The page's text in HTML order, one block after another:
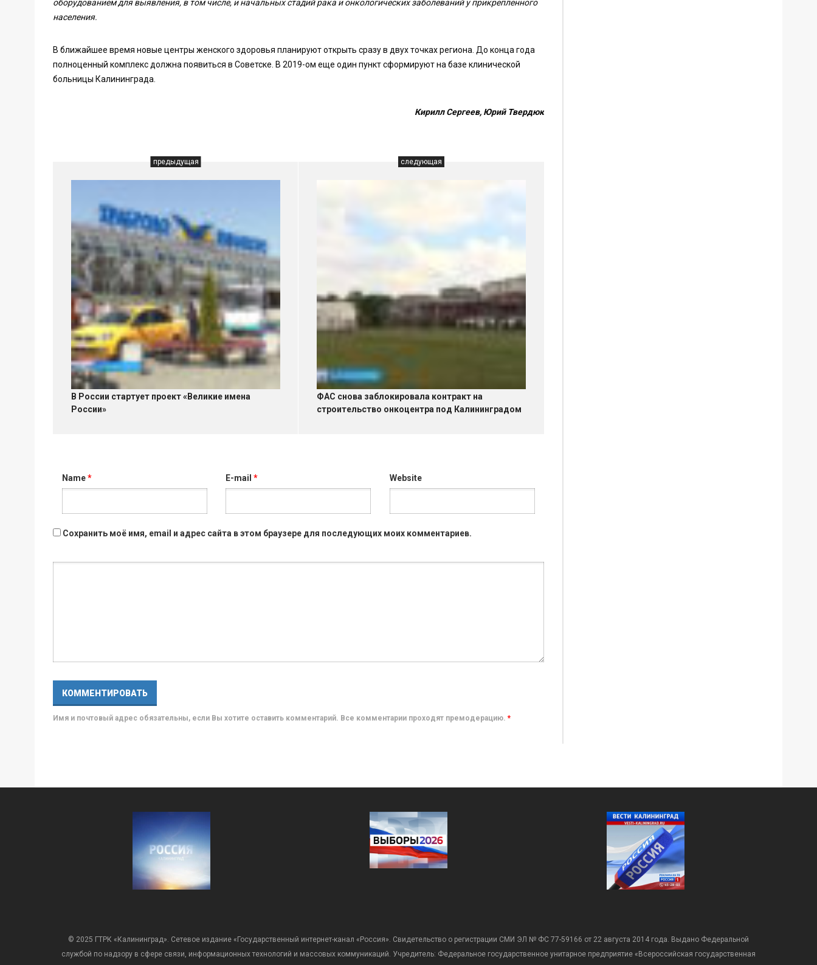
оборудованием для выявления, в том числе, и начальных стадий рака и онкологических заболеваний у прикрепленного
населения.
В ближайшее время новые центры женского здоровья планируют открыть сразу в двух точках региона. До конца года
полноценный комплекс должна появиться в Советске. В 2019-ом еще один пункт сформируют на базе клинической
больницы Калининграда.
Кирилл Сергеев, Юрий Твердюк
предыдущая
В России стартует проект «Великие имена
России»
следующая
ФАС снова заблокировала контракт на
строительство онкоцентра под Калининградом
Name* E-mail* Website
Сохранить моё имя, email и адрес сайта в этом браузере для последующих моих комментариев.
Имя и почтовый адрес обязательны, если Вы хотите оставить комментарий. Все комментарии проходят премодерацию. *
© 2025 ГТРК «Калининград». Сетевое издание «Государственный интернет-канал «Россия». Свидетельство о регистрации СМИ ЭЛ № ФС 77-59166 от 22 августа 2014 года. Выдано Федеральной
службой по надзору в сфере связи, информационных технологий и массовых коммуникаций. Учредитель: Федеральное государственное унитарное предприятие «Всероссийская государственная